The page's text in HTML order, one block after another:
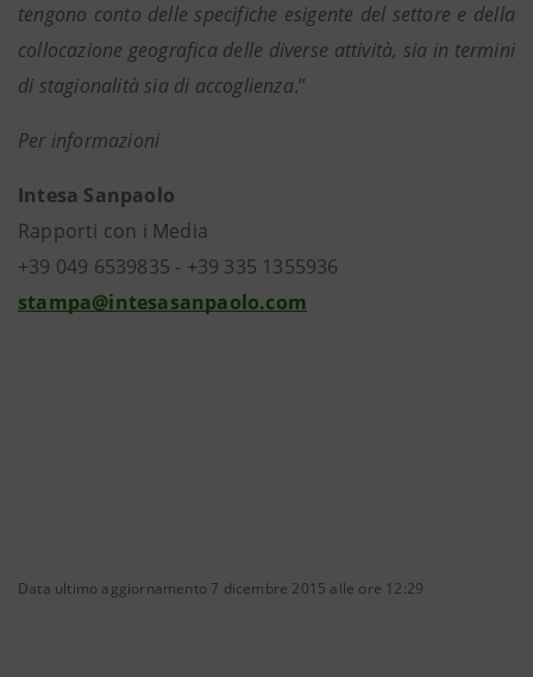
tengono conto delle specifiche esigente del settore e della
collocazione geografica delle diverse attività, sia in termini
di stagionalità sia di accoglienza.”
Per informazioni
Intesa Sanpaolo
Rapporti con i Media
+39 049 6539835 - +39 335 1355936
stampa@intesasanpaolo.com
Data ultimo aggiornamento 7 dicembre 2015 alle ore 12:29